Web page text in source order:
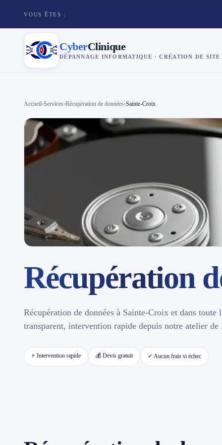
VOUS ÊTES :
CyberClinique
DÉPANNAGE INFORMATIQUE · CRÉATION DE SITE
Services
Réparation téléphone
Contact
📱 Réparation téléphone par marque
📍 LOCALITÉS DESSERVIES
Région d'Yverdon 6
Accueil›Services›Récupération de données›Sainte-Croix
Récupération
Récupération de données à Sainte-Croix et dans
transparent, intervention rapide depuis notre atelier
⚡ Intervention rapide 💰 Devis gratuit ✓ Aucun frais si échec